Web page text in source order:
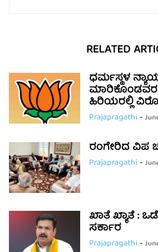
RELATED
ಧರ್ಮಸ್ಥಳ
ಹಿರಿಯರಲ್ಲಿ
Prajapragathi-
ರಂಗೇರಿದ ವಿಪ
Prajapragathi-
ಖಾತೆ ಖ್ಯಾತೆ :
ಸರ್ಕಾರ
Prajapragathi-